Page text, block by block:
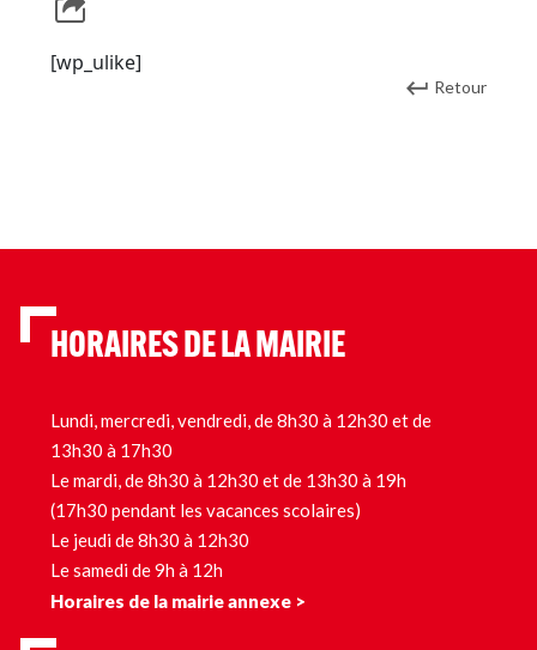
[wp_ulike]
Retour
HORAIRES DE LA MAIRIE
Lundi, mercredi, vendredi, de 8h30 à 12h30 et de
13h30 à 17h30
Le mardi, de 8h30 à 12h30 et de 13h30 à 19h
(17h30 pendant les vacances scolaires)
Le jeudi de 8h30 à 12h30
Le samedi de 9h à 12h
Horaires de la mairie annexe >